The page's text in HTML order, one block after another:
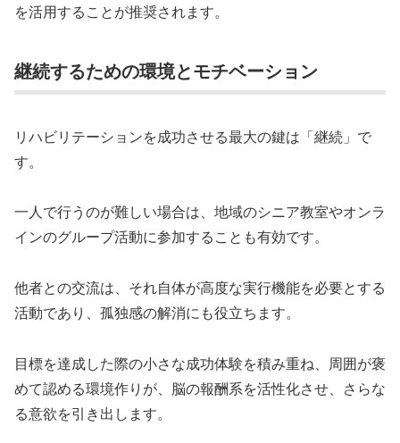
を活用することが推奨されます。
継続するための環境とモチベーション
リハビリテーションを成功させる最大の鍵は「継続」で
す。
一人で行うのが難しい場合は、地域のシニア教室やオンラ
インのグループ活動に参加することも有効です。
他者との交流は、それ自体が高度な実行機能を必要とする
活動であり、孤独感の解消にも役立ちます。
目標を達成した際の小さな成功体験を積み重ね、周囲が褒
めて認める環境作りが、脳の報酬系を活性化させ、さらな
る意欲を引き出します。